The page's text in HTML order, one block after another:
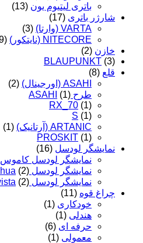
باتری لیتیوم یون (13)
شارژر باتری (17)
VARTA (وارتا)
(3)
NITECORE (نایتکور)
(9)
خازن (2)
BLAUPUNKT (3)
قلع (8)
ASAHI (اورجینال)
(2)
طرح ASAHI (1)
RX_70 (1)
S (1)
ARTANIC (آرتانیک)
(1)
PROSKIT (1)
نمایشگر لودسل (16)
نمایشگر لودسل کاموس
نمایشگر لودسل yaohua (2)
نمایشگر لودسل vista (2)
چراغ قوه (11)
خودکاری (1)
هندلی (1)
حرفه ای (6)
معمولی (1)